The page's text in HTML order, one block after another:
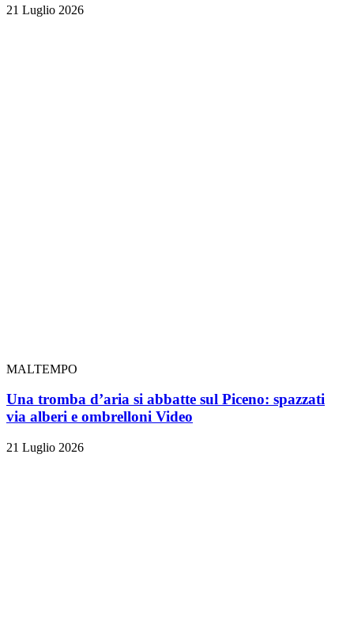
21 Luglio 2026
MALTEMPO
Una tromba d’aria si abbatte sul Piceno: spazzati
via alberi e ombrelloni Video
21 Luglio 2026